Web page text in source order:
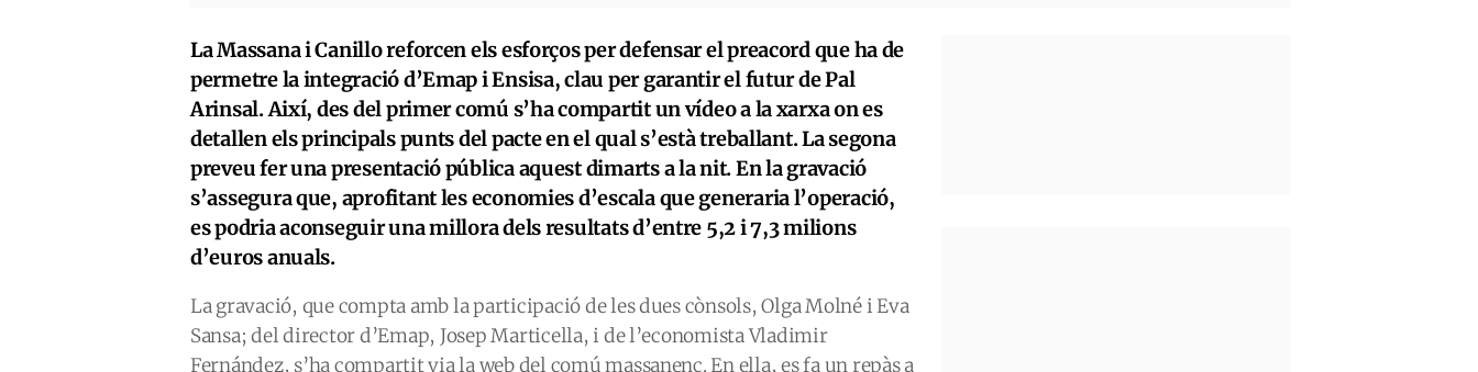
La Massana i Canillo reforcen els esforços per defensar el preacord que ha de
permetre la integració d’Emap i Ensisa, clau per garantir el futur de Pal
Arinsal. Així, des del primer comú s’ha compartit un vídeo a la xarxa on es
detallen els principals punts del pacte en el qual s’està treballant. La segona
preveu fer una presentació pública aquest dimarts a la nit. En la gravació
s’assegura que, aprofitant les economies d’escala que generaria l’operació,
es podria aconseguir una millora dels resultats d’entre 5,2 i 7,3 milions
d’euros anuals.
La gravació, que compta amb la participació de les dues cònsols, Olga Molné i Eva
Sansa; del director d’Emap, Josep Marticella, i de l’economista Vladimir
Fernández, s’ha compartit via la web del comú massanenc. En ella, es fa un repàs a